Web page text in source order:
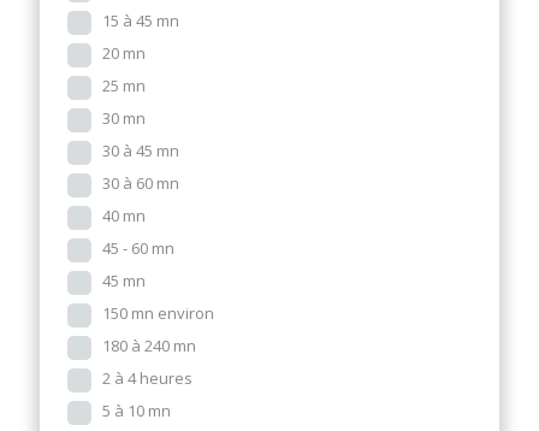
15 à 45 mn
20 mn
25 mn
30 mn
30 à 45 mn
30 à 60 mn
40 mn
45 - 60 mn
45 mn
150 mn environ
180 à 240 mn
2 à 4 heures
5 à 10 mn